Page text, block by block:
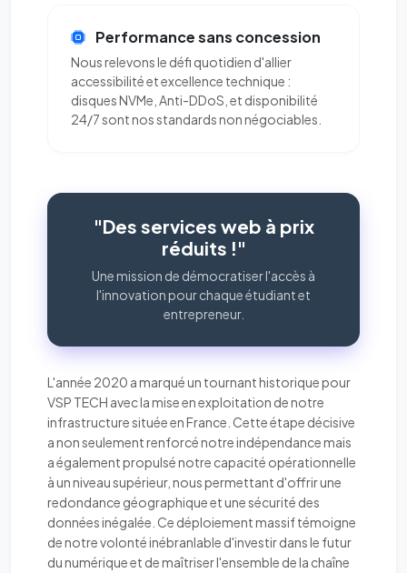
Performance sans concession
Nous relevons le défi quotidien d'allier
accessibilité et excellence technique :
disques NVMe, Anti-DDoS, et disponibilité
24/7 sont nos standards non négociables.
"Des services web à prix
réduits !"
Une mission de démocratiser l'accès à
l'innovation pour chaque étudiant et
entrepreneur.
L'année 2020 a marqué un tournant historique pour
VSP TECH avec la mise en exploitation de notre
infrastructure située en France. Cette étape décisive
a non seulement renforcé notre indépendance mais
a également propulsé notre capacité opérationnelle
à un niveau supérieur, nous permettant d'offrir une
redondance géographique et une sécurité des
données inégalée. Ce déploiement massif témoigne
de notre volonté inébranlable d'investir dans le futur
du numérique et de maîtriser l'ensemble de la chaîne